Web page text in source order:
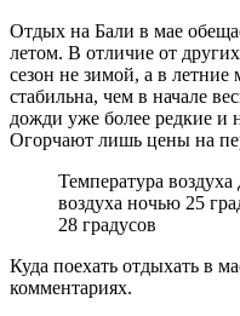
Отдых на Бали в мае
летом. В отличие от
сезон не зимой, а в
стабильна, чем в начале
дожди уже более редкие и
Огорчают лишь цены на
Температура
воздуха ночью 25
28 градусов
Куда поехать отдыхать в
комментариях.